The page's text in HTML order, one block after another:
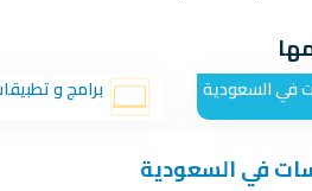
في السعودية برامج و
في السعودية